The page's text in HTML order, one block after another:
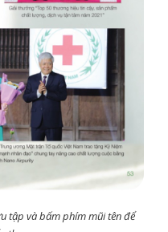
tập và bấm phím mũi tên để